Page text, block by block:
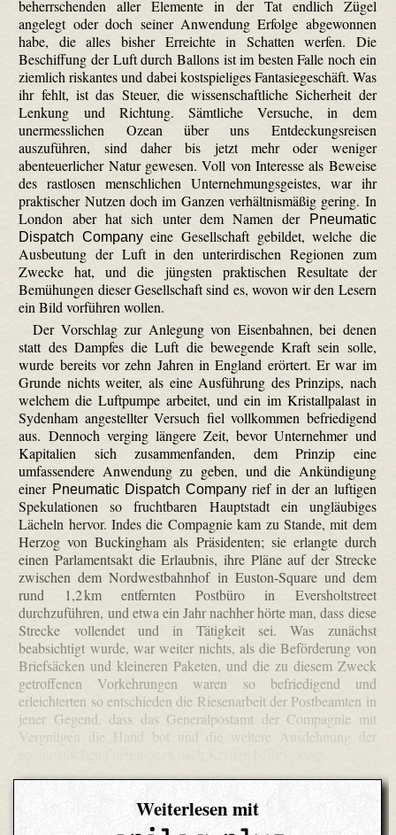
beherrschenden aller Elemente in der Tat endlich Zügel
angelegt oder doch seiner Anwendung Erfolge abgewonnen
habe, die alles bisher Erreichte in Schatten werfen. Die
Beschiffung der Luft durch Ballons ist im besten Falle noch ein
ziemlich riskantes und dabei kostspieliges Fantasie­geschäft. Was
ihr fehlt, ist das Steuer, die wissenschaftliche Sicherheit der
Lenkung und Richtung. Sämtliche Versuche, in dem
unermesslichen Ozean über uns Entdeckungsreisen
auszuführen, sind daher bis jetzt mehr oder weniger
abenteuerlicher Natur gewesen. Voll von Interesse als Beweise
des rastlosen menschlichen Unternehmungsgeistes, war ihr
praktischer Nutzen doch im Ganzen verhältnismäßig gering. In
London aber hat sich unter dem Namen der
Pneumatic
Dispatch Companyeine Gesellschaft gebildet, welche die
Ausbeutung der Luft in den unterirdischen Regionen zum
Zwecke hat, und die jüngsten praktischen Resultate der
Bemühungen dieser Gesellschaft sind es, wovon wir den Lesern
ein Bild vorführen wollen.
Der Vorschlag zur Anlegung von Eisenbahnen, bei denen
statt des Dampfes die Luft die bewegende Kraft sein solle,
wurde bereits vor zehn Jahren in England erörtert. Er war im
Grunde nichts weiter, als eine Ausführung des Prinzips, nach
welchem die Luftpumpe arbeitet, und ein im Kristallpalast in
Sydenham angestellter Versuch fiel vollkommen befriedigend
aus. Dennoch verging längere Zeit, bevor Unternehmer und
Kapitalien sich zusammenfanden, dem Prinzip eine
umfassendere Anwendung zu geben, und die Ankündigung
einer Pneumatic Dispatch Companyrief in der an luftigen
Spekulationen so fruchtbaren Hauptstadt ein ungläubiges
Lächeln hervor. Indes die Compagnie kam zu Stande, mit dem
Herzog von Buckingham als Präsidenten; sie erlangte durch
einen Parlamentsakt die Erlaubnis, ihre Pläne auf der Strecke
zwischen dem Nordwestbahnhof in Euston-Square und dem
rund 1,2 km entfernten Postbüro in Eversholt­street
durchzuführen, und etwa ein Jahr nachher hörte man, dass diese
Strecke vollendet und in Tätigkeit sei. Was zunächst
beabsichtigt wurde, war weiter nichts, als die Beförderung von
Briefsäcken und kleineren Paketen, und die zu diesem Zweck
getroffenen Vorkehrungen waren so befriedigend und
erleichterten so entschieden die Riesenarbeit der Postbeamten in
jener Gegend, dass das Generalpostamt der Compagnie mit
Vergnügen die Hand bot und die weitere Ausdehnung der
Weiterlesen mit